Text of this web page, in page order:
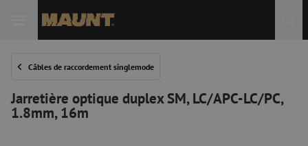
Câbles de raccordement singlemode
Jarretière optique duplex SM, LC/APC-LC/PC,
1.8mm, 16m